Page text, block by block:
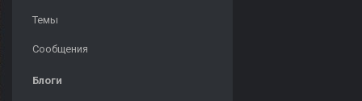
Темы
Сообщения
Блоги